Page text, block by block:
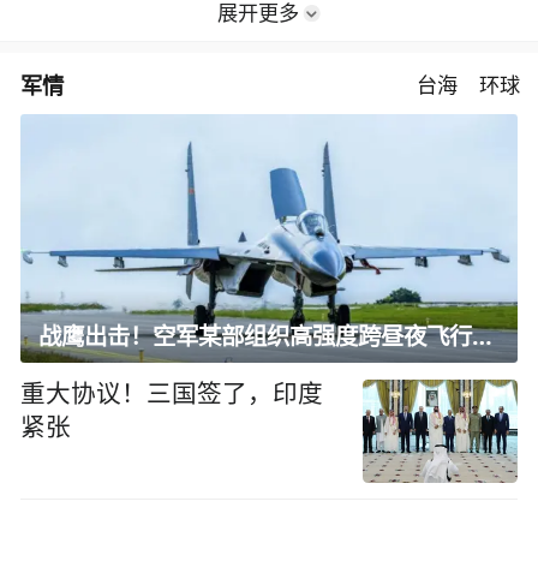
展开更多
军情 台海 环球
战鹰出击！空军某部组织高强度跨昼夜飞行训练
重大协议！三国签了，印度
紧张